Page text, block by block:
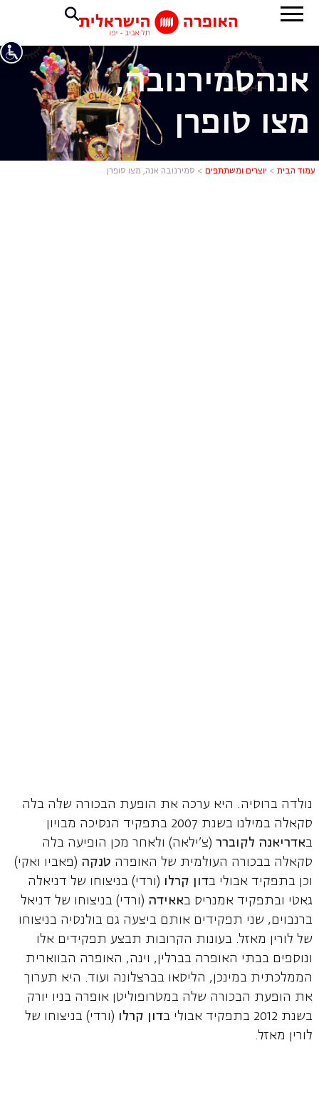
סמירנובה
אנהסמירנובה,
מצו סופרן
עמוד הבית > יוצרים ומשתתפים > סמירנובה אנה, מצו סופרן
נולדה ברוסיה. היא ערכה את הופעת הבכורה שלה בלה
סקאלה במילנו בשנת 2007 בתפקיד הנסיכה מבויון
באדריאנה לקוברר(צ'ילאה) ולאחר מכן הופיעה בלה
סקאלה בבכורה העולמית של האופרה טנקה (פאביו ואקי)
וכן בתפקיד אבולי בדון קרלו (ורדי) בניצוחו של דניאלה
גאטי ובתפקיד אמנריס באאידה (ורדי) בניצוחו של דניאל
ברנבוים, שני תפקידים אותם ביצעה גם בולנסיה בניצוחו
של לורין מאזל. בעונות הקרובות תבצע תפקידים אלו
ונוספים בבתי האופרה בברלין, וינה, האופרה הבווארית
הממלכתית במינכן, הליסאו בברצלונה ועוד. היא תערוך
את הופעת הבכורה שלה במטרופוליטן אופרה בניו יורק
בשנת 2012 בתפקיד אבולי ב
דון קרלו (ורדי) בניצוחו של
לורין מאזל.